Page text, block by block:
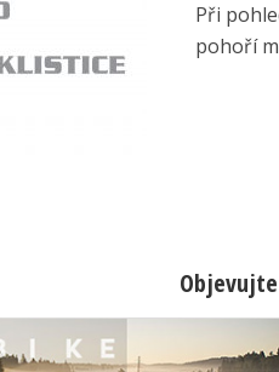
Při
pohoří